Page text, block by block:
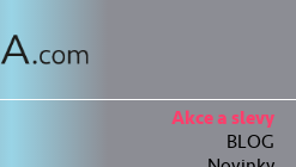
Akce a slevy
BLOG